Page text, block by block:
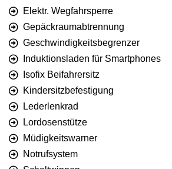
Elektr. Wegfahrsperre
Gepäckraumabtrennung
Geschwindigkeitsbegrenzer
Induktionsladen für Smartphones
Isofix Beifahrersitz
Kindersitzbefestigung
Lederlenkrad
Lordosenstütze
Müdigkeitswarner
Notrufsystem